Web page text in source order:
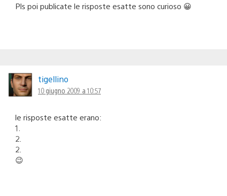
Pls poi publicate le risposte esatte sono curioso 😀
tigellino
10 giugno 2009 a 10:57
le risposte esatte erano:
1.
2.
2.
😉